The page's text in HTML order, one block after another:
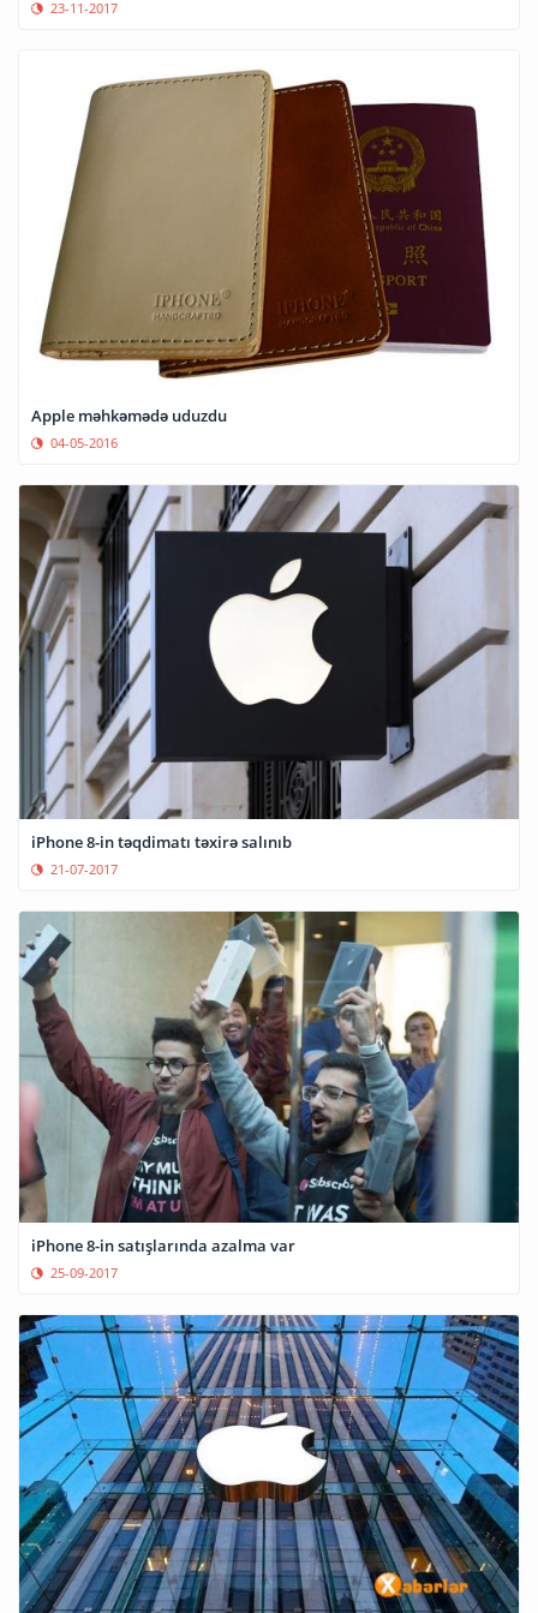
23-11-2017
Apple məhkəmədə uduzdu
04-05-2016
iPhone 8-in təqdimatı təxirə salınıb
21-07-2017
iPhone 8-in satışlarında azalma var
25-09-2017